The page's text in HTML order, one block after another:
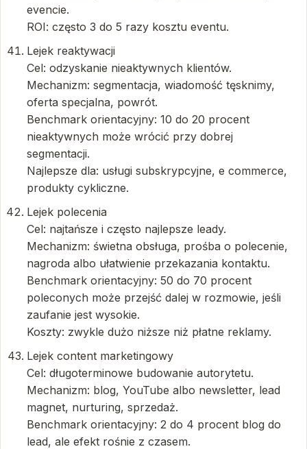
evencie.
ROI: często 3 do 5 razy kosztu eventu.
Lejek reaktywacji
Cel: odzyskanie nieaktywnych klientów.
Mechanizm: segmentacja, wiadomość tęsknimy,
oferta specjalna, powrót.
Benchmark orientacyjny: 10 do 20 procent
nieaktywnych może wrócić przy dobrej
segmentacji.
Najlepsze dla: usługi subskrypcyjne, e commerce,
produkty cykliczne.
Lejek polecenia
Cel: najtańsze i często najlepsze leady.
Mechanizm: świetna obsługa, prośba o polecenie,
nagroda albo ułatwienie przekazania kontaktu.
Benchmark orientacyjny: 50 do 70 procent
poleconych może przejść dalej w rozmowie, jeśli
zaufanie jest wysokie.
Koszty: zwykle dużo niższe niż płatne reklamy.
Lejek content marketingowy
Cel: długoterminowe budowanie autorytetu.
Mechanizm: blog, YouTube albo newsletter, lead
magnet, nurturing, sprzedaż.
Benchmark orientacyjny: 2 do 4 procent blog do
lead, ale efekt rośnie z czasem.